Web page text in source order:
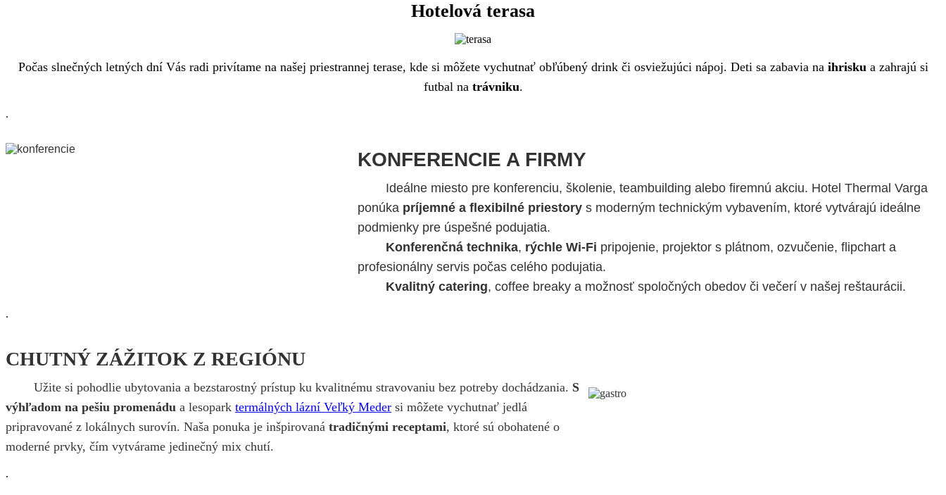
Hotelová terasa
Počas slnečných letných dní Vás radi privítame na našej priestrannej terase, kde si môžete vychutnať obľúbený drink či osviežujúci nápoj. Deti sa zabavia na ihriskua zahrajú si
futbal na trávniku.
.
KONFERENCIE A FIRMY
Ideálne miesto pre konferenciu, školenie, teambuilding alebo firemnú akciu. Hotel Thermal Varga
ponúka príjemné a flexibilné priestory s moderným technickým vybavením, ktoré vytvárajú ideálne
podmienky pre úspešné podujatia.
Konferenčná technika, rýchle Wi-Fi pripojenie, projektor s plátnom, ozvučenie, flipchart a
profesionálny servis počas celého podujatia.
Kvalitný catering, coffee breaky a možnosť spoločných obedov či večerí v našej reštaurácii.
.
CHUTNÝ ZÁŽITOK Z REGIÓNU
Užite si pohodlie ubytovania a bezstarostný prístup ku kvalitnému stravovaniu bez potreby dochádzania. S
výhľadom na pešiu promenádu a lesopark termálných lázní Veľký Meder si môžete vychutnať jedlá
pripravované z lokálnych surovín. Naša ponuka je inšpirovaná tradičnými receptami, ktoré sú obohatené o
moderné prvky, čím vytvárame jedinečný mix chutí.
.